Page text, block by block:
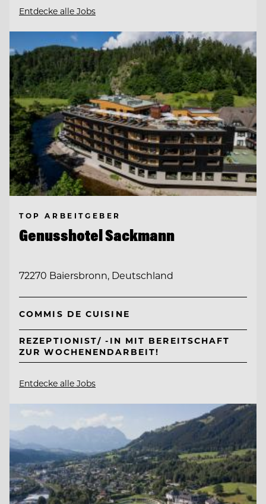
Entdecke alle Jobs
TOP ARBEITGEBER
Genusshotel Sackmann
72270 Baiersbronn, Deutschland
COMMIS DE CUISINE
REZEPTIONIST/ -IN MIT BEREITSCHAFT
ZUR WOCHENENDARBEIT!
Entdecke alle Jobs